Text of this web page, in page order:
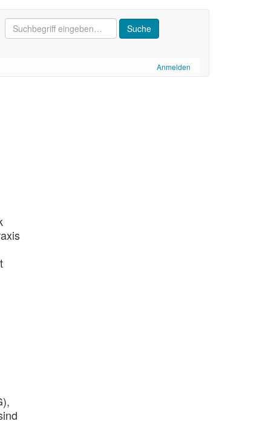
Anmelden